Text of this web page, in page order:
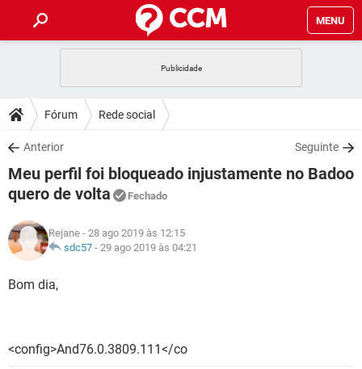
MENU
CELULAR
OUTLOOK
INSTAGRAM GMAIL
GUIA DE COMPRAS
DICAS
JOGOS
OUTLOOK
GUIA DE COMPRAS
DOWNLOADS
JOGOS WHATSAPP
CELULAR
OUTLOOK
INSTAGRAM
GUIA DE COMPRAS
FÓRUM
CELULAR FACEBOOK
GLOSSÁRIO
JOGOS
CELULAR
Fórum Rede social
Anterior Seguinte
Meu perfil foi bloqueado injustamente no Badoo
quero de volta
Fechado
Rejane - 28 ago 2019 às 12:15
sdc57 - 29 ago 2019 às 04:21
Bom dia,
<config>And76.0.3809.111</co